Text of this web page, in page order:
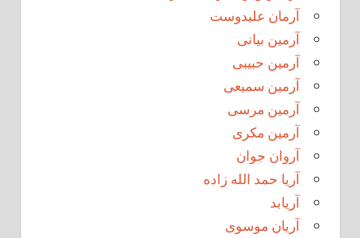
آرمان علیدوست
آرمین بیانی
آرمین حبیبی
آرمین سمیعی
آرمین مرسی
آرمین مکری
آروان جوان
آریا حمد الله زاده
آریابد
آریان موسوی